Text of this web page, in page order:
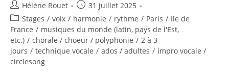
Hélène Rouet
31 juillet 2025
Stages / voix / harmonie / rythme / Paris / Ile de
France / musiques du monde (latin, pays de l'Est,
etc.) / chorale / choeur / polyphonie / 2 à 3
jours / technique vocale / ados / adultes / impro vocale /
circlesong